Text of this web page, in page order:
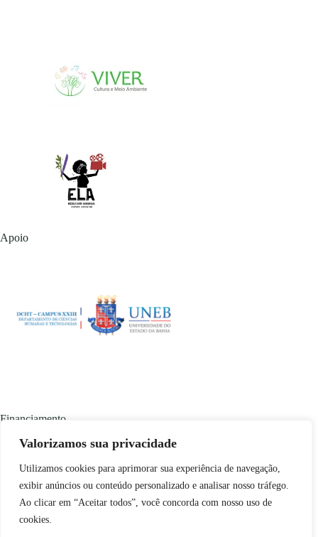
Valorizamos sua privacidade
Utilizamos cookies para aprimorar sua experiência de navegação,
exibir anúncios ou conteúdo personalizado e analisar nosso tráfego.
Ao clicar em “Aceitar todos”, você concorda com nosso uso de
cookies.
Apoio
Financiamento